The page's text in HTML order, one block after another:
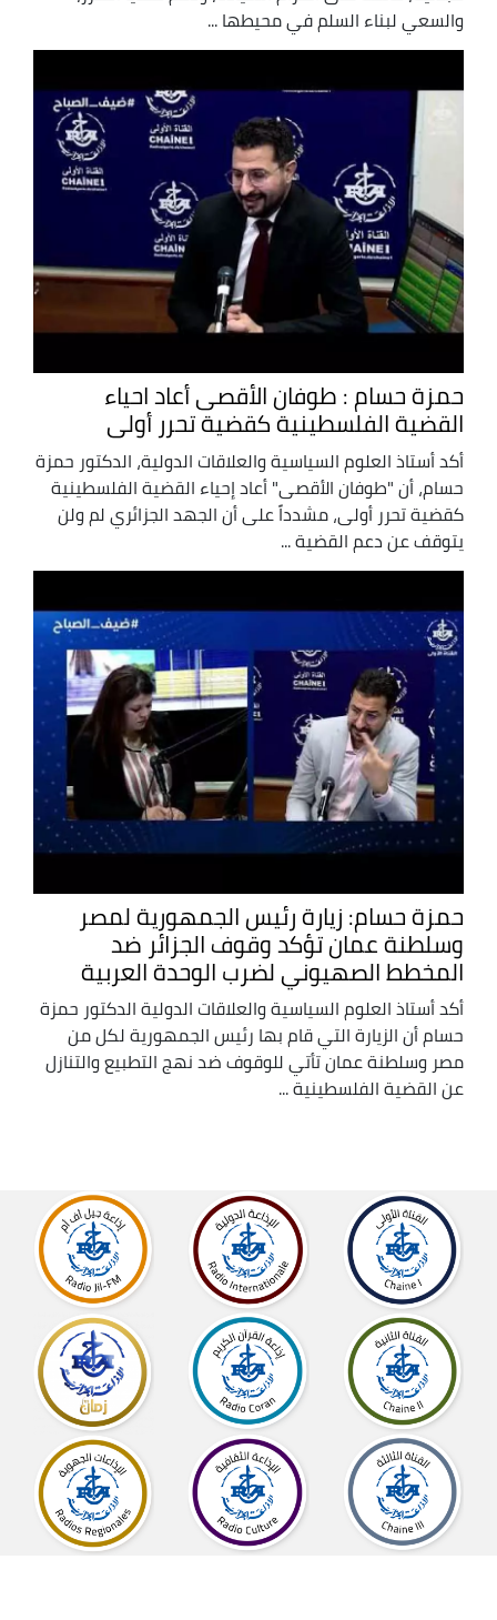
والسعي لبناء السلم في محيطها ...
حمزة حسام : طوفان الأقصى أعاد احياء
القضية الفلسطينية كقضية تحرر أولى
أكد أستاذ العلوم السياسية والعلاقات الدولية، الدكتور حمزة
حسام، أن "طوفان الأقصى" أعاد إحياء القضية الفلسطينية
كقضية تحرر أولى، مشدداً على أن الجهد الجزائري لم ولن
يتوقف عن دعم القضية ...
حمزة حسام: زيارة رئيس الجمهورية لمصر
وسلطنة عمان تؤكد وقوف الجزائر ضد
المخطط الصهيوني لضرب الوحدة العربية
أكد أستاذ العلوم السياسية والعلاقات الدولية الدكتور حمزة
حسام أن الزيارة التي قام بها رئيس الجمهورية لكل من
مصر وسلطنة عمان تأتي للوقوف ضد نهج التطبيع والتنازل
عن القضية الفلسطينية ...